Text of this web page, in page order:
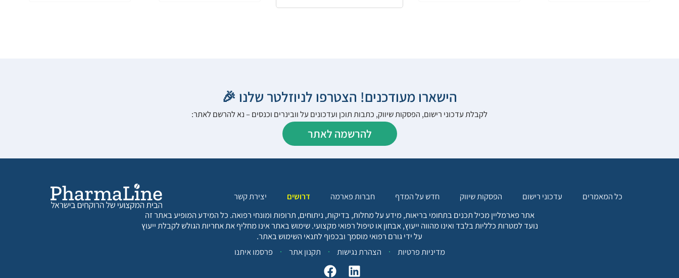
הישארו מעודכנים! הצטרפו לניוזלטר שלנו 🎉
לקבלת עדכוני רישום, הפסקות שיווק, כתבות תוכן ועדכונים על וובינרים וכנסים – נא להרשם לאתר:
להרשמה לאתר
כל המאמרים עדכוני רישום הפסקות שיווק חדש על המדף חברות פארמה דרושים
יצירת קשר
אתר פארמליין מכיל תכנים בתחומי בריאות, מידע על מחלות, בדיקות, ניתוחים, תרופות ומונחי רפואה. כל המידע המופיע באתר זה
נועד למטרות כלליות בלבד ואינו מהווה ייעוץ, אבחון או טיפול רפואי מקצועי. שימוש באתר אינו מחליף את אחריות הגולש לקבלת ייעוץ
על ידי גורם רפואי מוסמך ובכפוף לתנאי השימוש באתר.
מדיניות פרטיות
הצהרת נגישות תקנון אתר פרסמו איתנו